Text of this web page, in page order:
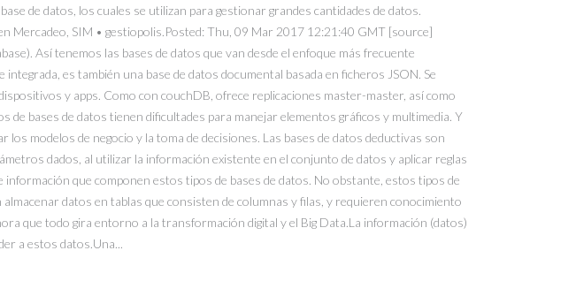
de datos, los cuales se utilizan para gestionar grandes cantidades de datos.
Mercadeo, SIM • gestiopolis.Posted: Thu, 09 Mar 2017 12:21:40 GMT [source]
Así tenemos las bases de datos que van desde el enfoque más frecuente
es también una base de datos documental basada en ficheros JSON. Se
y apps. Como con couchDB, ofrece replicaciones master-master, así como
bases de datos tienen dificultades para manejar elementos gráficos y multimedia. Y
modelos de negocio y la toma de decisiones. Las bases de datos deductivas son
dados, al utilizar la información existente en el conjunto de datos y aplicar reglas
que componen estos tipos de bases de datos. No obstante, estos tipos de
datos en tablas que consisten de columnas y filas, y requieren conocimiento
que todo gira entorno a la transformación digital y el Big Data.La información (datos)
a estos datos.Una...